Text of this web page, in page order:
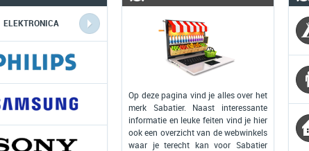
ELEKTRONICA COMPUTERS
2
3
Op deze pagina vind je alles over het
merk Sabatier. Naast interessante
informatie en leuke feiten vind je hier
ook een overzicht van de webwinkels
waar je terecht kan voor Sabatier